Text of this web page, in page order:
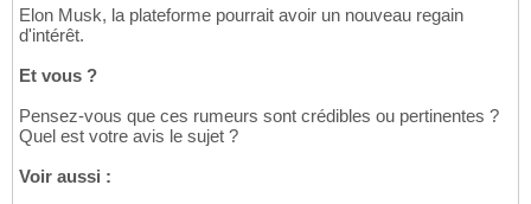
Elon Musk, la plateforme pourrait avoir un nouveau regain
d'intérêt.
Et vous ?
Pensez-vous que ces rumeurs sont crédibles ou pertinentes ?
Quel est votre avis le sujet ?
Voir aussi :